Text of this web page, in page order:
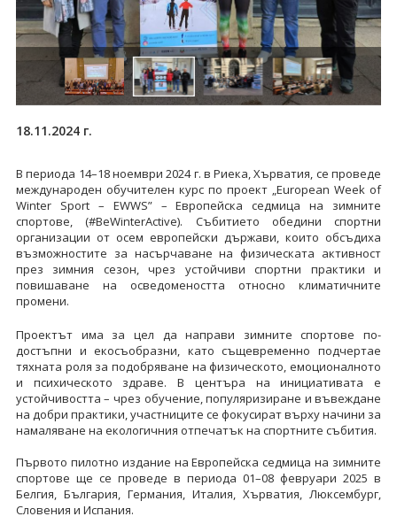
18.11.2024 г.
В периода 14–18 ноември 2024 г. в Риека, Хърватия, се проведе
международен обучителен курс по проект „European Week of
Winter Sport – EWWS” – Европейска седмица на зимните
спортове, (#BeWinterActive). Събитието обедини спортни
организации от осем европейски държави, които обсъдиха
възможностите за насърчаване на физическата активност
през зимния сезон, чрез устойчиви спортни практики и
повишаване на осведомеността относно климатичните
промени.
Проектът има за цел да направи зимните спортове по-
достъпни и екосъобразни, като същевременно подчертае
тяхната роля за подобряване на физическото, емоционалното
и психическото здраве. В центъра на инициативата е
устойчивостта – чрез обучение, популяризиране и въвеждане
на добри практики, участниците се фокусират върху начини за
намаляване на екологичния отпечатък на спортните събития.
Първото пилотно издание на Европейска седмица на зимните
спортове ще се проведе в периода 01–08 февруари 2025 в
Белгия, България, Германия, Италия, Хърватия, Люксембург,
Словения и Испания.